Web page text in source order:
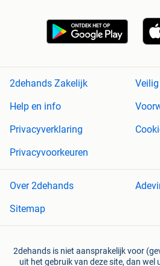
2dehands Zakelijk
Help en info
Privacyverklaring
Privacyvoorkeuren
Over 2dehands
Sitemap
2dehands is niet aansprakelijk voor
uit het gebruik van deze site, dan